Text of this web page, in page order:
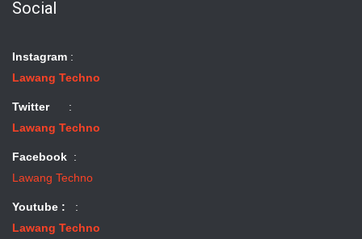
Social
Instagram :
Lawang Techno
Twitter:
Lawang Techno
Facebook :
Lawang Techno
Youtube :
:
Lawang Techno